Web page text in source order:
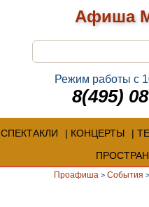
Афиша
Режим работы с
8(495)
СПЕКТАКЛИ КОНЦЕРТЫ
Проафиша > События >